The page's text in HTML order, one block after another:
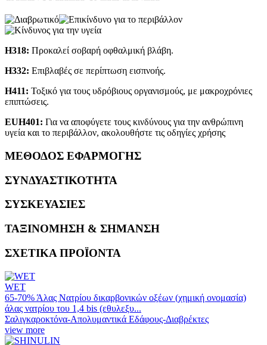
H318: Προκαλεί σοβαρή οφθαλμική βλάβη.
Η332: Επιβλαβές σε περίπτωση εισπνοής.
Η411: Τοξικό για τους υδρόβιους οργανισμούς, με μακροχρόνιες
επιπτώσεις.
EUH401: Για να αποφύγετε τους κινδύνους για την ανθρώπινη
υγεία και το περιβάλλον, ακολουθήστε τις οδηγίες χρήσης
ΜΕΘΟΔΟΣ ΕΦΑΡΜΟΓΗΣ
ΣΥΝΔΥΑΣΤΙΚΟΤΗΤΑ
ΣΥΣΚΕΥΑΣΙΕΣ
ΤΑΞΙΝΟΜΗΣΗ & ΣΗΜΑΝΣΗ
ΣΧΕΤΙΚΑ ΠΡΟΪΟΝΤΑ
WET
65-70% Άλας Νατρίου δικαρβονικών οξέων (χημική ονομασία)
άλας νατρίου του 1,4 bis (εθυλεξυ...
Σαλιγκαροκτόνα-Απολυμαντικά Εδάφους-Διαβρέκτες
view more